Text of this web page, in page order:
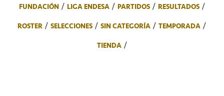
FUNDACIÓN
LIGA ENDESA PARTIDOS
RESULTADOS
ROSTER
SELECCIONES SIN CATEGORÍA
TEMPORADA
TIENDA